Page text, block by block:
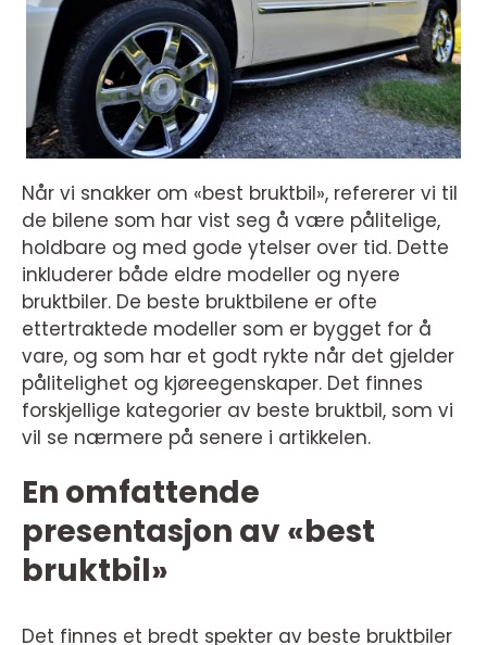
Når vi snakker om «best bruktbil», refererer vi til
de bilene som har vist seg å være pålitelige,
holdbare og med gode ytelser over tid. Dette
inkluderer både eldre modeller og nyere
bruktbiler. De beste bruktbilene er ofte
ettertraktede modeller som er bygget for å
vare, og som har et godt rykte når det gjelder
pålitelighet og kjøreegenskaper. Det finnes
forskjellige kategorier av beste bruktbil, som vi
vil se nærmere på senere i artikkelen.
En omfattende
presentasjon av «best
bruktbil»
Det finnes et bredt spekter av beste bruktbiler